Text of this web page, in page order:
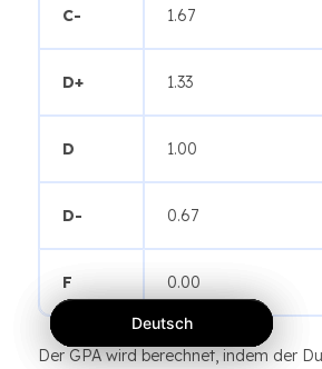
C- 1.67
D+ 1.33
D 1.00
D- 0.67
F 0.00
Der GPA wird berechnet, indem der
Deutsch
Deutsch
Deutsch